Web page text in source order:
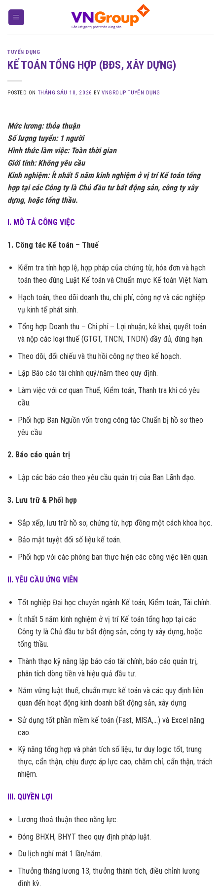
TUYỂN DỤNG
KẾ TOÁN TỔNG HỢP (BĐS, XÂY DỰNG)
POSTED ON THÁNG SÁU 10, 2026 BY VNGROUP TUYỂN DỤNG
Mức lương: thỏa thuận
Số lượng tuyển: 1 người
Hình thức làm việc: Toàn thời gian
Giới tính: Không yêu cầu
Kinh nghiệm: Ít nhất 5 năm kinh nghiệm ở vị trí Kế toán tổng
hợp tại các Công ty là Chủ đầu tư bất động sản, công ty xây
dựng, hoặc tổng thầu.
I. MÔ TẢ CÔNG VIỆC
1. Công tác Kế toán – Thuế
Kiểm tra tính hợp lệ, hợp pháp của chứng từ, hóa đơn và hạch
toán theo đúng Luật Kế toán và Chuẩn mực Kế toán Việt Nam.
Hạch toán, theo dõi doanh thu, chi phí, công nợ và các nghiệp
vụ kinh tế phát sinh.
Tổng hợp Doanh thu – Chi phí – Lợi nhuận; kê khai, quyết toán
và nộp các loại thuế (GTGT, TNCN, TNDN) đầy đủ, đúng hạn.
Theo dõi, đối chiếu và thu hồi công nợ theo kế hoạch.
Lập Báo cáo tài chính quý/năm theo quy định.
Làm việc với cơ quan Thuế, Kiểm toán, Thanh tra khi có yêu
cầu.
Phối hợp Ban Nguồn vốn trong công tác Chuẩn bị hồ sơ theo
yêu cầu
2. Báo cáo quản trị
Lập các báo cáo theo yêu cầu quản trị của Ban Lãnh đạo.
3. Lưu trữ & Phối hợp
Sắp xếp, lưu trữ hồ sơ, chứng từ, hợp đồng một cách khoa học.
Bảo mật tuyệt đối số liệu kế toán.
Phối hợp với các phòng ban thực hiện các công việc liên quan.
II. YÊU CẦU ỨNG VIÊN
Tốt nghiệp Đại học chuyên ngành Kế toán, Kiểm toán, Tài chính.
Ít nhất 5 năm kinh nghiệm ở vị trí Kế toán tổng hợp tại các
Công ty là Chủ đầu tư bất động sản, công ty xây dựng, hoặc
tổng thầu.
Thành thạo kỹ năng lập báo cáo tài chính, báo cáo quản trị,
phân tích dòng tiền và hiệu quả đầu tư.
Nắm vững luật thuế, chuẩn mực kế toán và các quy định liên
quan đến hoạt động kinh doanh bất động sản, xây dựng
Sử dụng tốt phần mềm kế toán (Fast, MISA,…) và Excel nâng
cao.
Kỹ năng tổng hợp và phân tích số liệu, tư duy logic tốt, trung
thực, cẩn thận, chịu được áp lực cao, chăm chỉ, cẩn thận, trách
nhiệm.
III. QUYỀN LỢI
Lương thoả thuận theo năng lực.
Đóng BHXH, BHYT theo quy định pháp luật.
Du lịch nghỉ mát 1 lần/năm.
Thưởng tháng lương 13, thưởng thành tích, điều chỉnh lương
định kỳ.